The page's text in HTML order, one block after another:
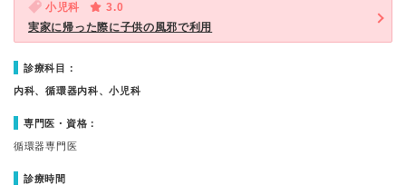
小児科
3.0
実家に帰った際に子供の風邪で利用
診療科目：
内科、循環器内科、小児科
専門医・資格：
循環器専門医
診療時間